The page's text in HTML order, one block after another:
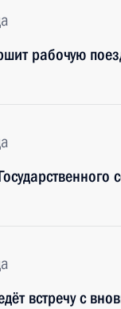
рабочую
встречу с